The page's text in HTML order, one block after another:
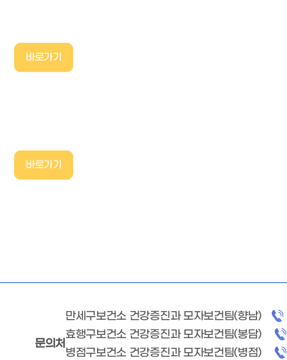
바로가기
바로가기
문의처
만세구보건소 건강증진과 모자보건팀(향남)
효행구보건소 건강증진과 모자보건팀(봉담)
병점구보건소 건강증진과 모자보건팀(병점)